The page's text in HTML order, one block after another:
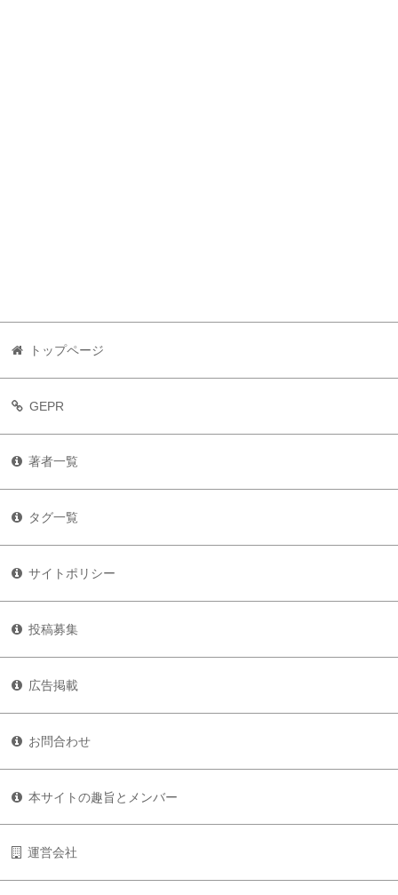
トップページ
GEPR
著者一覧
タグ一覧
サイトポリシー
投稿募集
広告掲載
お問合わせ
本サイトの趣旨とメンバー
運営会社